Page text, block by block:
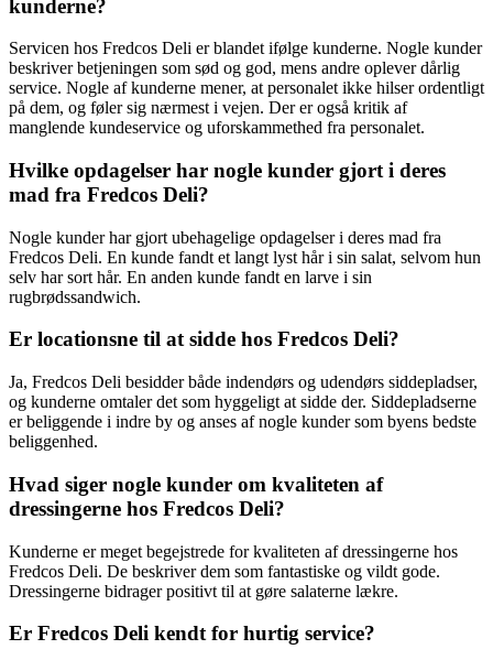
kunderne?
Servicen hos Fredcos Deli er blandet ifølge kunderne. Nogle kunder
beskriver betjeningen som sød og god, mens andre oplever dårlig
service. Nogle af kunderne mener, at personalet ikke hilser ordentligt
på dem, og føler sig nærmest i vejen. Der er også kritik af
manglende kundeservice og uforskammethed fra personalet.
Hvilke opdagelser har nogle kunder gjort i deres
mad fra Fredcos Deli?
Nogle kunder har gjort ubehagelige opdagelser i deres mad fra
Fredcos Deli. En kunde fandt et langt lyst hår i sin salat, selvom hun
selv har sort hår. En anden kunde fandt en larve i sin
rugbrødssandwich.
Er locationsne til at sidde hos Fredcos Deli?
Ja, Fredcos Deli besidder både indendørs og udendørs siddepladser,
og kunderne omtaler det som hyggeligt at sidde der. Siddepladserne
er beliggende i indre by og anses af nogle kunder som byens bedste
beliggenhed.
Hvad siger nogle kunder om kvaliteten af
dressingerne hos Fredcos Deli?
Kunderne er meget begejstrede for kvaliteten af dressingerne hos
Fredcos Deli. De beskriver dem som fantastiske og vildt gode.
Dressingerne bidrager positivt til at gøre salaterne lækre.
Er Fredcos Deli kendt for hurtig service?